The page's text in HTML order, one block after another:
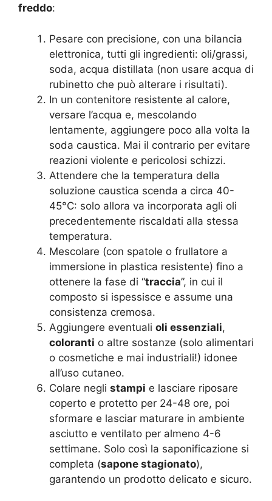
freddo:
Pesare con precisione, con una bilancia
elettronica, tutti gli ingredienti: oli/grassi,
soda, acqua distillata (non usare acqua di
rubinetto che può alterare i risultati).
In un contenitore resistente al calore,
versare l’acqua e, mescolando
lentamente, aggiungere poco alla volta la
soda caustica. Mai il contrario per evitare
reazioni violente e pericolosi schizzi.
Attendere che la temperatura della
soluzione caustica scenda a circa 40-
45°C: solo allora va incorporata agli oli
precedentemente riscaldati alla stessa
temperatura.
Mescolare (con spatole o frullatore a
immersione in plastica resistente) fino a
ottenere la fase di “traccia”, in cui il
composto si ispessisce e assume una
consistenza cremosa.
Aggiungere eventuali oli essenziali,
coloranti o altre sostanze (solo alimentari
o cosmetiche e mai industriali!) idonee
all’uso cutaneo.
Colare negli stampi e lasciare riposare
coperto e protetto per 24-48 ore, poi
sformare e lasciar maturare in ambiente
asciutto e ventilato per almeno 4-6
settimane. Solo così la saponificazione si
completa (sapone stagionato),
garantendo un prodotto delicato e sicuro.